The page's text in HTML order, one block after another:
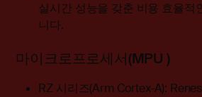
실시간 성능을 갖춘 비용 효율적
니다.
마이크로프로세서(MPU )
RZ 시리즈(Arm Cortex-A):